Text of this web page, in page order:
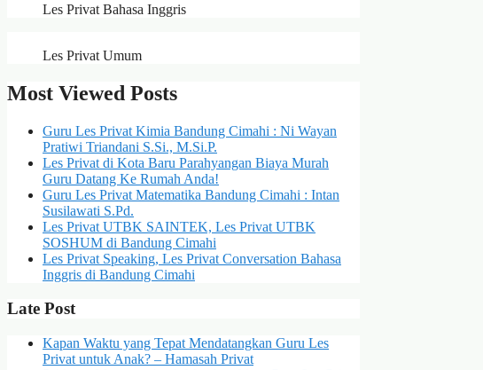
Les Privat Bahasa Inggris
Les Privat Umum
Most Viewed Posts
Guru Les Privat Kimia Bandung Cimahi : Ni Wayan
Pratiwi Triandani S.Si., M.Si.P.
Les Privat di Kota Baru Parahyangan Biaya Murah
Guru Datang Ke Rumah Anda!
Guru Les Privat Matematika Bandung Cimahi : Intan
Susilawati S.Pd.
Les Privat UTBK SAINTEK, Les Privat UTBK
SOSHUM di Bandung Cimahi
Les Privat Speaking, Les Privat Conversation Bahasa
Inggris di Bandung Cimahi
Late Post
Kapan Waktu yang Tepat Mendatangkan Guru Les
Privat untuk Anak? – Hamasah Privat